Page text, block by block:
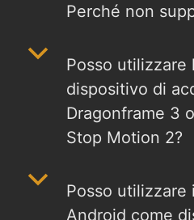
Perché non
b
Posso utilizzare
dispositivo di
Dragonframe 3
Stop Motion 2?
b
Posso
Android come